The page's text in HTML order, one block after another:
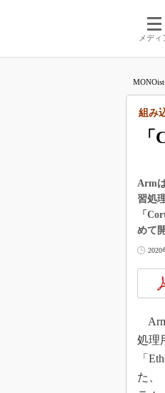
メディ
MONOist
組み
Arm
習処
「
めて
2020
処理
「
た、